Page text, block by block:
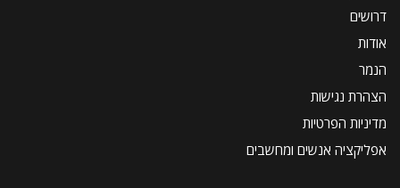
דרושים
אודות
הנמר
הצהרת נגישות
מדיניות הפרטיות
אפליקציה אנשים ומחשבים